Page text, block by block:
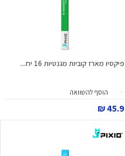
פיקסיו מארז קוביות מגנטיות 16 יח...
הוסף להשוואה
45.9 ₪